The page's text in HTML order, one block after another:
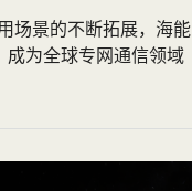
场景的不断拓展，海能
成为全球专网通信领域